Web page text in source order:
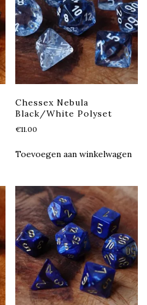
Chessex Nebula
Black/White Polyset
€11.00
Toevoegen aan winkelwagen